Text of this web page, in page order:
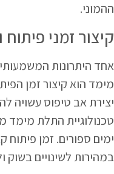
ההמוני.
קיצור זמני פיתוח
אחד היתרונות
מימד הוא קיצור זמן
יצירת אב טיפוס עשויה
טכנולוגיית התלת מימד
ימים ספורים. זמן פיתוח
במהירות לשינויים בשוק